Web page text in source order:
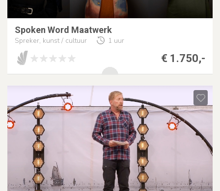
Spoken Word Maatwerk
Spreker, kunst / cultuur 1 uur
€ 1.750,-